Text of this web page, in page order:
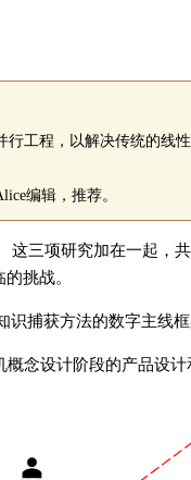
工程，以解决传统的线
编辑，推荐。
这三项研究加在一起
挑战。
识捕获方法的数字主线框
念设计阶段的产品设